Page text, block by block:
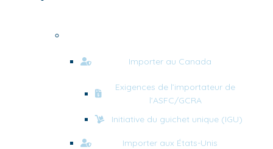
Importer au Canada
Exigences de l’importateur de
l’ASFC/GCRA
Initiative du guichet unique (IGU)
Importer aux États-Unis